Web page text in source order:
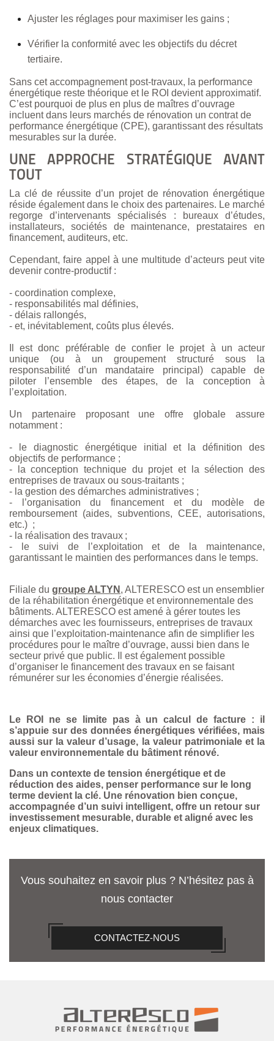
Ajuster les réglages pour maximiser les gains ;
Vérifier la conformité avec les objectifs du décret
tertiaire.
Sans cet accompagnement post-travaux, la performance
énergétique reste théorique et le ROI devient approximatif.
C’est pourquoi de plus en plus de maîtres d’ouvrage
incluent dans leurs marchés de rénovation un contrat de
performance énergétique (CPE), garantissant des résultats
mesurables sur la durée.
UNE APPROCHE STRATÉGIQUE AVANT
TOUT
La clé de réussite d’un projet de rénovation énergétique
réside également dans le choix des partenaires. Le marché
regorge d’intervenants spécialisés : bureaux d’études,
installateurs, sociétés de maintenance, prestataires en
financement, auditeurs, etc.
Cependant, faire appel à une multitude d’acteurs peut vite
devenir contre-productif :
- coordination complexe,
- responsabilités mal définies,
- délais rallongés,
- et, inévitablement, coûts plus élevés.
Il est donc préférable de confier le projet à un acteur
unique (ou à un groupement structuré sous la
responsabilité d’un mandataire principal) capable de
piloter l’ensemble des étapes, de la conception à
l’exploitation.
Un partenaire proposant une offre globale assure
notamment :
- le diagnostic énergétique initial et la définition des
objectifs de performance ;
- la conception technique du projet et la sélection des
entreprises de travaux ou sous-traitants ;
- la gestion des démarches administratives ;
- l’organisation du financement et du modèle de
remboursement (aides, subventions, CEE, autorisations,
etc.) ;
- la réalisation des travaux ;
- le suivi de l’exploitation et de la maintenance,
garantissant le maintien des performances dans le temps.
Filiale du groupe ALTYN , ALTERESCO est un ensemblier
de la réhabilitation énergétique et environnementale des
bâtiments. ALTERESCO est amené à gérer toutes les
démarches avec les fournisseurs, entreprises de travaux
ainsi que l’exploitation-maintenance afin de simplifier les
procédures pour le maître d’ouvrage, aussi bien dans le
secteur privé que public. Il est également possible
d’organiser le financement des travaux en se faisant
rémunérer sur les économies d’énergie réalisées.
Le ROI ne se limite pas à un calcul de facture : il
s’appuie sur des données énergétiques vérifiées, mais
aussi sur la valeur d’usage, la valeur patrimoniale et la
valeur environnementale du bâtiment rénové.
Dans un contexte de tension énergétique et de
réduction des aides, penser performance sur le long
terme devient la clé. Une rénovation bien conçue,
accompagnée d’un suivi intelligent, offre un retour sur
investissement mesurable, durable et aligné avec les
enjeux climatiques.
Vous souhaitez en savoir plus ? N’hésitez pas à
nous contacter
CONTACTEZ-NOUS